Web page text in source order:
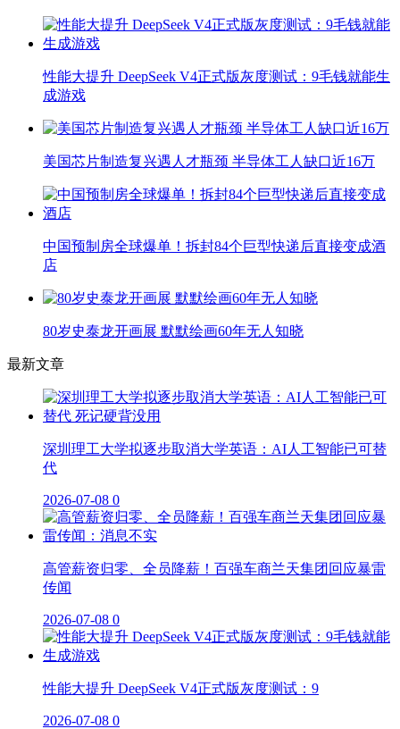
性能大提升 DeepSeek V4正式版灰度测试：9毛钱就能生
成游戏
美国芯片制造复兴遇人才瓶颈 半导体工人缺口近16万
中国预制房全球爆单！拆封84个巨型快递后直接变成酒
店
80岁史泰龙开画展 默默绘画60年无人知晓
最新文章
深圳理工大学拟逐步取消大学英语：AI人工智能已可替
代
2026-07-08 0
高管薪资归零、全员降薪！百强车商兰天集团回应暴雷
传闻
2026-07-08 0
性能大提升 DeepSeek V4正式版灰度测试：9
2026-07-08 0